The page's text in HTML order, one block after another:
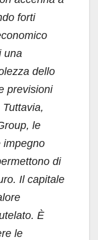
forti
una
dello
previsioni
le
impegno
di
Il capitale
È
le